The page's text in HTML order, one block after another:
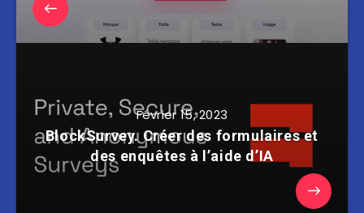
Février 15, 2023
BlockSurvey. Créer des formulaires et
des enquêtes à l’aide d’IA